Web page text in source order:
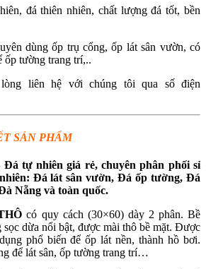
đá thiên nhiên, chất lượng đá tốt, bền
dùng ốp trụ cổng, ốp lát sân vườn, có
ốp tường trang trí,..
liên hệ với chúng tôi qua số điện
SẢN PHẨM
tự nhiên giá rẻ, chuyên phân phối sỉ
Đá lát sân vườn, Đá ốp tường, Đá
Nẵng và toàn quốc.
có quy cách (30×60) dày 2 phân. Bề
sọc dừa nổi bật, được mài thô bề mặt. Được
phổ biến để ốp lát nền, thành hồ bơi.
để lát sân, ốp tường trang trí…